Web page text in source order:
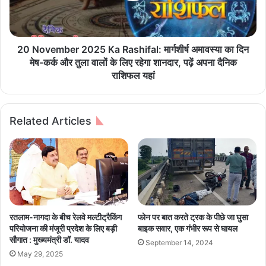
व
में
ख
ट
रा
स्कॉ
र्पि
यो
,
5
व
कों
मौ
m
b
e
a
a
s
h
i
f
:
20 November 2025 Ka Rashifal: मार्गशीर्ष अमावस्या का दिन
मेष-कर्क और तुला वालों के लिए रहेगा शानदार, पढ़ें अपना दैनिक
राशिफल यहां
Related Articles
रतलाम-नागदा के बीच रेलवे मल्टीट्रैकिंग
परियोजना की मंजूरी प्रदेश के लिए बड़ी
सौगात : मुख्यमंत्री डॉ. यादव
May 29, 2025
फोन पर बात करते ट्रक के पीछे जा घुसा
बाइक सवार, एक गंभीर रूप से घायल
September 14, 2024